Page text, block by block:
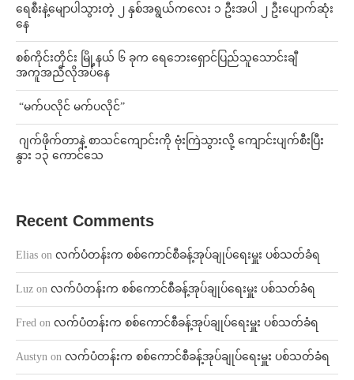
ရေစီးနဲ့မျောပါသွားတဲ့ ၂ နှစ်အရွယ်ကလေး ၁ ဦးအပါ ၂ ဦးပျောက်ဆုံး
နေ
စစ်ကိုင်းတိုင်း မြို့နယ် ၆ ခုက ရေဘေးရှောင်ပြည်သူသောင်းချီ
အကူအညီလိုအပ်နေ
⁨ ⁨“မက်ပလိုင် မက်ပလိုင်”
⁨⁩ ⁨ဂျက်ဖိုက်တာနဲ့ စာသင်ကျောင်းကို ဗုံးကြဲသွားလို့ ကျောင်းပျက်စီးပြီး
နွား ၁၃ ကောင်သေ
Recent Comments
Elias on လက်ပံတန်းက စစ်ကောင်စီခန့်အုပ်ချုပ်ရေးမှူး ပစ်သတ်ခံရ
Luz on လက်ပံတန်းက စစ်ကောင်စီခန့်အုပ်ချုပ်ရေးမှူး ပစ်သတ်ခံရ
Fred on လက်ပံတန်းက စစ်ကောင်စီခန့်အုပ်ချုပ်ရေးမှူး ပစ်သတ်ခံရ
Austyn on လက်ပံတန်းက စစ်ကောင်စီခန့်အုပ်ချုပ်ရေးမှူး ပစ်သတ်ခံရ